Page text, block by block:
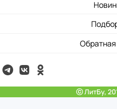
Обратная
ⓒ ЛитБу,